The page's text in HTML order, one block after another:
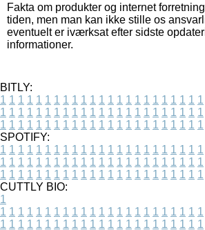
Fakta om produkter og internet
tiden, men man kan ikke stille os
eventuelt er iværksat efter sidste
informationer.
BITLY:
1 1 1 1 1 1 1 1 1 1 1 1 1 1 1 1 1 1 1 1 1 1 1
1 1 1 1 1 1 1 1 1 1 1 1 1 1 1 1 1 1 1 1 1 1 1
1 1 1 1 1 1 1 1 1 1 1 1 1 1 1 1 1 1 1 1 1 1 1
SPOTIFY:
1 1 1 1 1 1 1 1 1 1 1 1 1 1 1 1 1 1 1 1 1 1 1
1 1 1 1 1 1 1 1 1 1 1 1 1 1 1 1 1 1 1 1 1 1 1
1 1 1 1 1 1 1 1 1 1 1 1 1 1 1 1 1 1 1 1 1 1 1
CUTTLY BIO:
1
1 1 1 1 1 1 1 1 1 1 1 1 1 1 1 1 1 1 1 1 1 1 1
1 1 1 1 1 1 1 1 1 1 1 1 1 1 1 1 1 1 1 1 1 1 1